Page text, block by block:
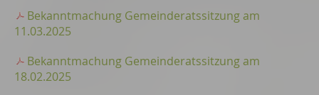
Bekanntmachung Gemeinderatssitzung am
11.03.2025
Bekanntmachung Gemeinderatssitzung am
18.02.2025